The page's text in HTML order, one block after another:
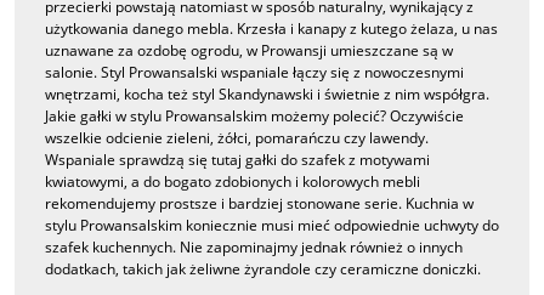
przecierki powstają natomiast w sposób naturalny, wynikający z
użytkowania danego mebla. Krzesła i kanapy z kutego żelaza, u nas
uznawane za ozdobę ogrodu, w Prowansji umieszczane są w
salonie. Styl Prowansalski wspaniale łączy się z nowoczesnymi
wnętrzami, kocha też styl Skandynawski i świetnie z nim współgra.
Jakie gałki w stylu Prowansalskim możemy polecić? Oczywiście
wszelkie odcienie zieleni, żółci, pomarańczu czy lawendy.
Wspaniale sprawdzą się tutaj gałki do szafek z motywami
kwiatowymi, a do bogato zdobionych i kolorowych mebli
rekomendujemy prostsze i bardziej stonowane serie. Kuchnia w
stylu Prowansalskim koniecznie musi mieć odpowiednie uchwyty do
szafek kuchennych. Nie zapominajmy jednak również o innych
dodatkach, takich jak żeliwne żyrandole czy ceramiczne doniczki.